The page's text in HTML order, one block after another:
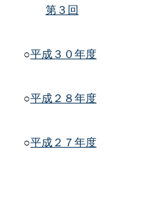
第３回
○平成３０年度
○平成２８年度
○平成２７年度